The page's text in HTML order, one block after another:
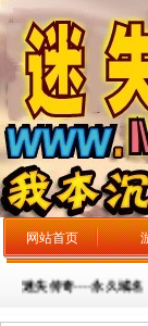
网站首页
传奇----永久域名：